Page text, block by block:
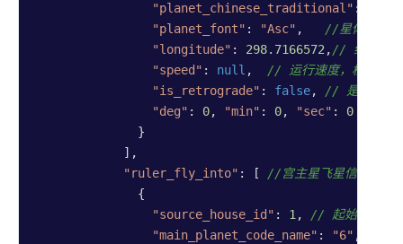
"planet_chinese_traditional" :
"planet_font" : "Asc" , //星体图标
"longitude" : 298.7166572,// 绝对经度
"speed" : null , // 运行速度，枚举：
"is_retrograde" : false, // 是否逆行
"deg" : 0, "min" : 0, "sec" : 0
              }
            ],
"ruler_fly_into" : [ //宫主星飞星信息(高
              {
"source_house_id" : 1, // 起始宫位(1-
"main_planet_code_name" : "6" ,